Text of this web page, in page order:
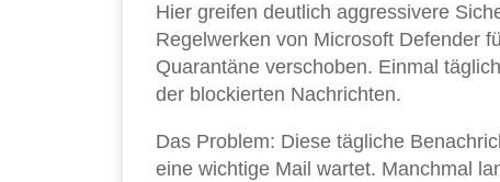
Hier greifen deutlich aggressivere
Regelwerken von Microsoft Defender
Quarantäne verschoben. Einmal
der blockierten Nachrichten.
Das Problem: Diese tägliche
eine wichtige Mail wartet. Manchmal